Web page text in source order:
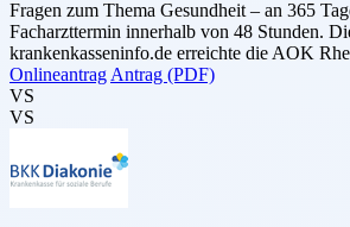
Fragen zum Thema Gesundheit – an 365
Facharzttermin innerhalb von 48 Stunden.
krankenkasseninfo.de erreichte die AOK
Onlineantrag Antrag (PDF)
VS
VS